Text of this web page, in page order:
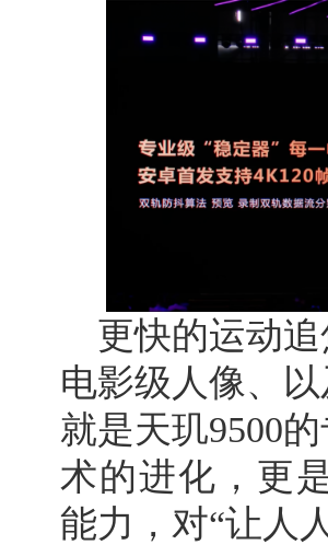
更快的运动
电影级人像、
就是天玑9500
术的进化，更
能力，对“让人